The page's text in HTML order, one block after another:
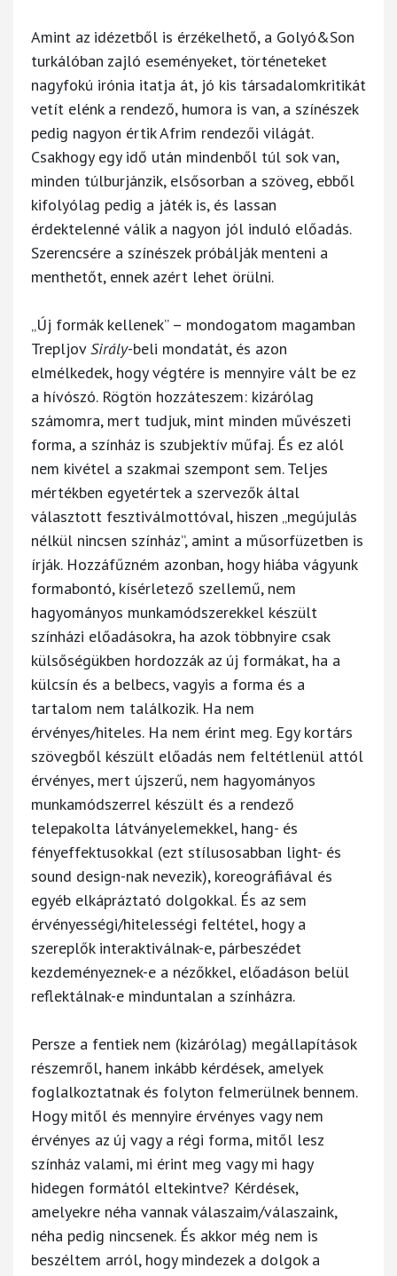
Amint az idézetből is érzékelhető, a Golyó&Son
turkálóban zajló eseményeket, történeteket
nagyfokú irónia itatja át, jó kis társadalomkritikát
vetít elénk a rendező, humora is van, a színészek
pedig nagyon értik Afrim rendezői világát.
Csakhogy egy idő után mindenből túl sok van,
minden túlburjánzik, elsősorban a szöveg, ebből
kifolyólag pedig a játék is, és lassan
érdektelenné válik a nagyon jól induló előadás.
Szerencsére a színészek próbálják menteni a
menthetőt, ennek azért lehet örülni.
„Új formák kellenek” – mondogatom magamban
TrepljovSirály-beli mondatát, és azon
elmélkedek, hogy végtére is mennyire vált be ez
a hívószó. Rögtön hozzáteszem: kizárólag
számomra, mert tudjuk, mint minden művészeti
forma, a színház is szubjektív műfaj. És ez alól
nem kivétel a szakmai szempont sem. Teljes
mértékben egyetértek a szervezők által
választott fesztiválmottóval, hiszen „megújulás
nélkül nincsen színház”, amint a műsorfüzetben is
írják. Hozzáfűzném azonban, hogy hiába vágyunk
formabontó, kísérletező szellemű, nem
hagyományos munkamódszerekkel készült
színházi előadásokra, ha azok többnyire csak
külsőségükben hordozzák az új formákat, ha a
külcsín és a belbecs, vagyis a forma és a
tartalom nem találkozik. Ha nem
érvényes/hiteles. Ha nem érint meg. Egy kortárs
szövegből készült előadás nem feltétlenül attól
érvényes, mert újszerű, nem hagyományos
munkamódszerrel készült és a rendező
telepakolta látványelemekkel, hang- és
fényeffektusokkal (ezt stílusosabban light- és
sound design-nak nevezik), koreográfiával és
egyéb elkápráztató dolgokkal. És az sem
érvényességi/hitelességi feltétel, hogy a
szereplők interaktiválnak-e, párbeszédet
kezdeményeznek-e a nézőkkel, előadáson belül
reflektálnak-e minduntalan a színházra.
Persze a fentiek nem (kizárólag) megállapítások
részemről, hanem inkább kérdések, amelyek
foglalkoztatnak és folyton felmerülnek bennem.
Hogy mitől és mennyire érvényes vagy nem
érvényes az új vagy a régi forma, mitől lesz
színház valami, mi érint meg vagy mi hagy
hidegen formától eltekintve? Kérdések,
amelyekre néha vannak válaszaim/válaszaink,
néha pedig nincsenek. És akkor még nem is
beszéltem arról, hogy mindezek a dolgok a